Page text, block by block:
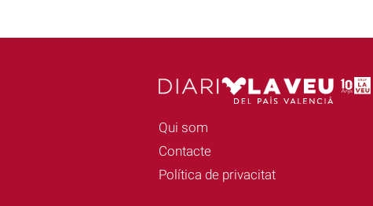
Qui som
Contacte
Política de privacitat